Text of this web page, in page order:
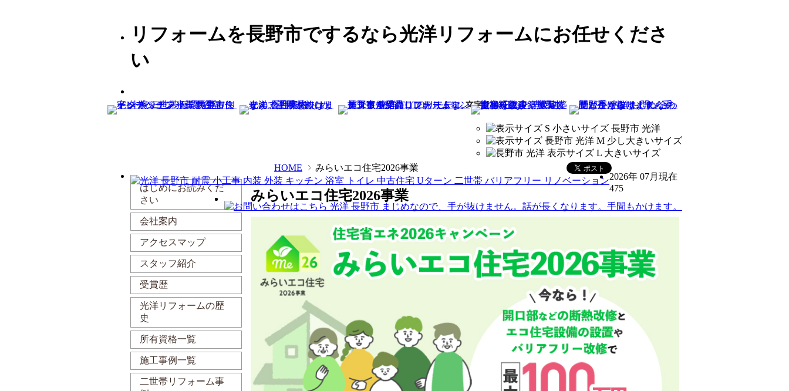
リフォームを長野市でするなら光洋リフォームにお任せくださ
い
2026年 07月現在
475
HOME みらいエコ住宅2026事業
みらいエコ住宅2026事業
はじめにお読みくだ
さい
会社案内
アクセスマップ
スタッフ紹介
受賞歴
光洋リフォームの歴
史
所有資格一覧
施工事例一覧
二世帯リフォーム事